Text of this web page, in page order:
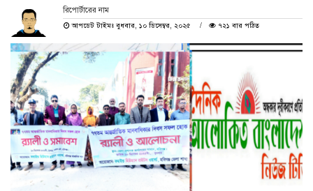
রিপোর্টারের নাম
আপডেট টাইমঃ বুধবার, ১০ ডিসেম্বর, ২০২৫
৭২১ বার পঠিত